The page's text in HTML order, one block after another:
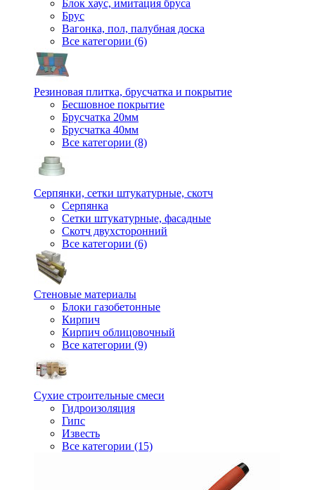
Блок хаус, имитация бруса
Брус
Вагонка, пол, палубная доска
Все категории (6)
Резиновая плитка, брусчатка и покрытие
Бесшовное покрытие
Брусчатка 20мм
Брусчатка 40мм
Все категории (8)
Серпянки, сетки штукатурные, скотч
Серпянка
Сетки штукатурные, фасадные
Скотч двухсторонний
Все категории (6)
Стеновые материалы
Блоки газобетонные
Кирпич
Кирпич облицовочный
Все категории (9)
Сухие строительные смеси
Гидроизоляция
Гипс
Известь
Все категории (15)